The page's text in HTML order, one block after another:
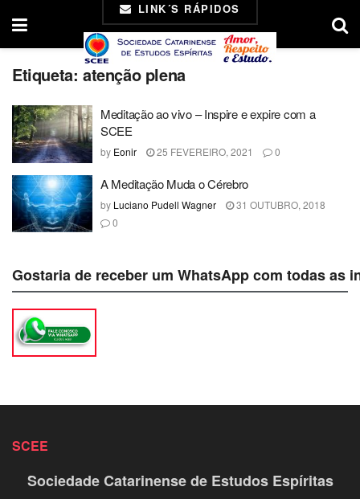
LINK´S RÁPIDOS
Etiqueta: atenção plena
Meditação ao vivo – Inspire e expire com a
SCEE
by Eonir 25 FEVEREIRO, 2021 0
A Meditação Muda o Cérebro
by Luciano Pudell Wagner
31 OUTUBRO, 2018
0
Gostaria de receber um WhatsApp com todas
SCEE
Sociedade Catarinense de Estudos Espíritas